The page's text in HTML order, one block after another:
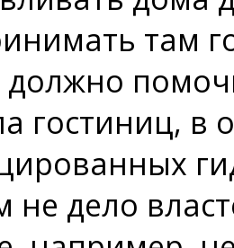
там
гостиниц, в
не дело